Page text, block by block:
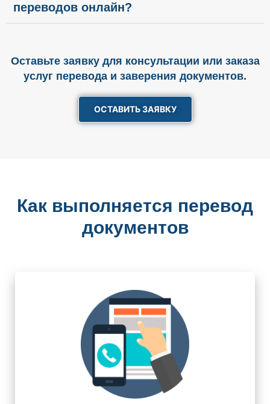
переводов онлайн?
Оставьте заявку для консультации или заказа
услуг перевода и заверения документов.
ОСТАВИТЬ ЗАЯВКУ
Как выполняется перевод
документов